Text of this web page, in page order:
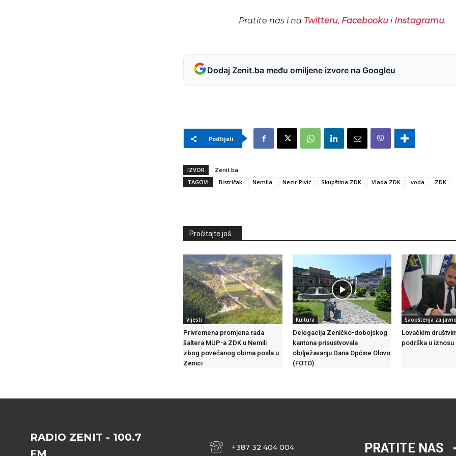
Pratite nas i na Twitteru, Facebookui Instagramu.
Dodaj Zenit.ba među omiljene izvore na Googleu
Podlijeli
IZVOR
Zenit.ba
TAGOVI
Bistričak Nemila Nezir Pivić Skupština ZDK Vlada ZDK voda ZDK
Pročitajte još...
Vijesti
Privremena promjena rada
šaltera MUP-a ZDK u Nemili
zbog povećanog obima posla u
Zenici
Kultura
Delegacija Zeničko-dobojskog
kantona prisustvovala
obilježavanju Dana Općine Olovo
(FOTO)
Saopštenja za
Lovačkim
podrška u iznosu
RADIO ZENIT - 100.7
FM
+387 32 404 004 PRATITE NAS